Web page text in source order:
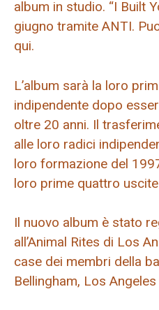
album in studio. “I Built
giugno tramite ANTI.
qui.
L’album sarà la loro
indipendente dopo
oltre 20 anni. Il
alle loro radici
loro formazione del
loro prime quattro
Il nuovo album è stato
all’Animal Rites di Los
case dei membri della
Bellingham, Los